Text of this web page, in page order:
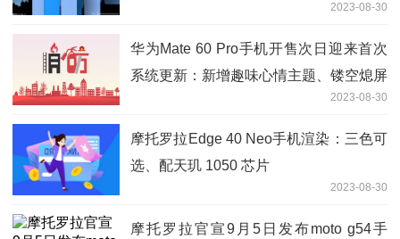
2023-08-30
华为Mate 60 Pro手机开售次日迎来首次
系统更新：新增趣味心情主题、镂空熄屏
2023-08-30
摩托罗拉Edge 40 Neo手机渲染：三色可
选、配天玑 1050 芯片
2023-08-30
摩托罗拉官宣9月5日发布moto g54手